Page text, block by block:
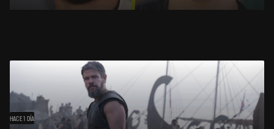
HACE 1 DÍA